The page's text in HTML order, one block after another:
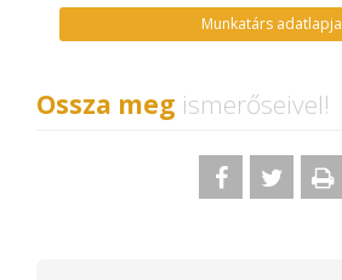
Munkatárs adatlapja
Ossza meg ismerőseivel!